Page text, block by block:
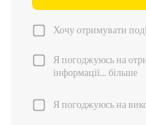
Хочу отримувати
Я погоджуюсь на
інформації...більше
Я погоджуюсь на